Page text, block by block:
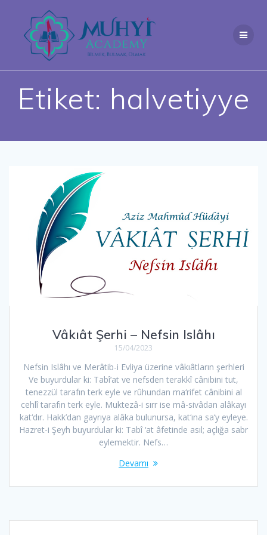
content
Etiket: halvetiyye
Vâkıât Şerhi – Nefsin Islâhı
15/04/2023
Nefsin Islâhı ve Merâtib-i Evliya üzerine vâkıâtların şerhleri
Ve buyurdular ki: Tabî‘at ve nefsden terakkî cânibini tut,
tenezzül tarafın terk eyle ve rûhundan ma‘rifet cânibini al
cehlî tarafın terk eyle. Muktezâ-i sırr ise mâ-sivâdan alâkayı
kat‘dır. Hakk’dan gayrıya alâka bulunursa, kat‘ına sa‘y eyleye.
Hazret-i Şeyh buyurdular ki: Tabî ‘at âfetinde asıl; açlığa sabr
eylemektir. Nefs…
Devamı